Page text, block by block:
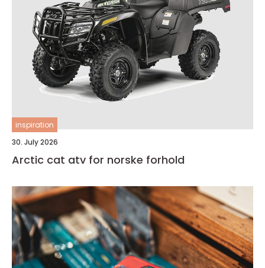
inspiration
30. July 2026
Arctic cat atv for norske forhold